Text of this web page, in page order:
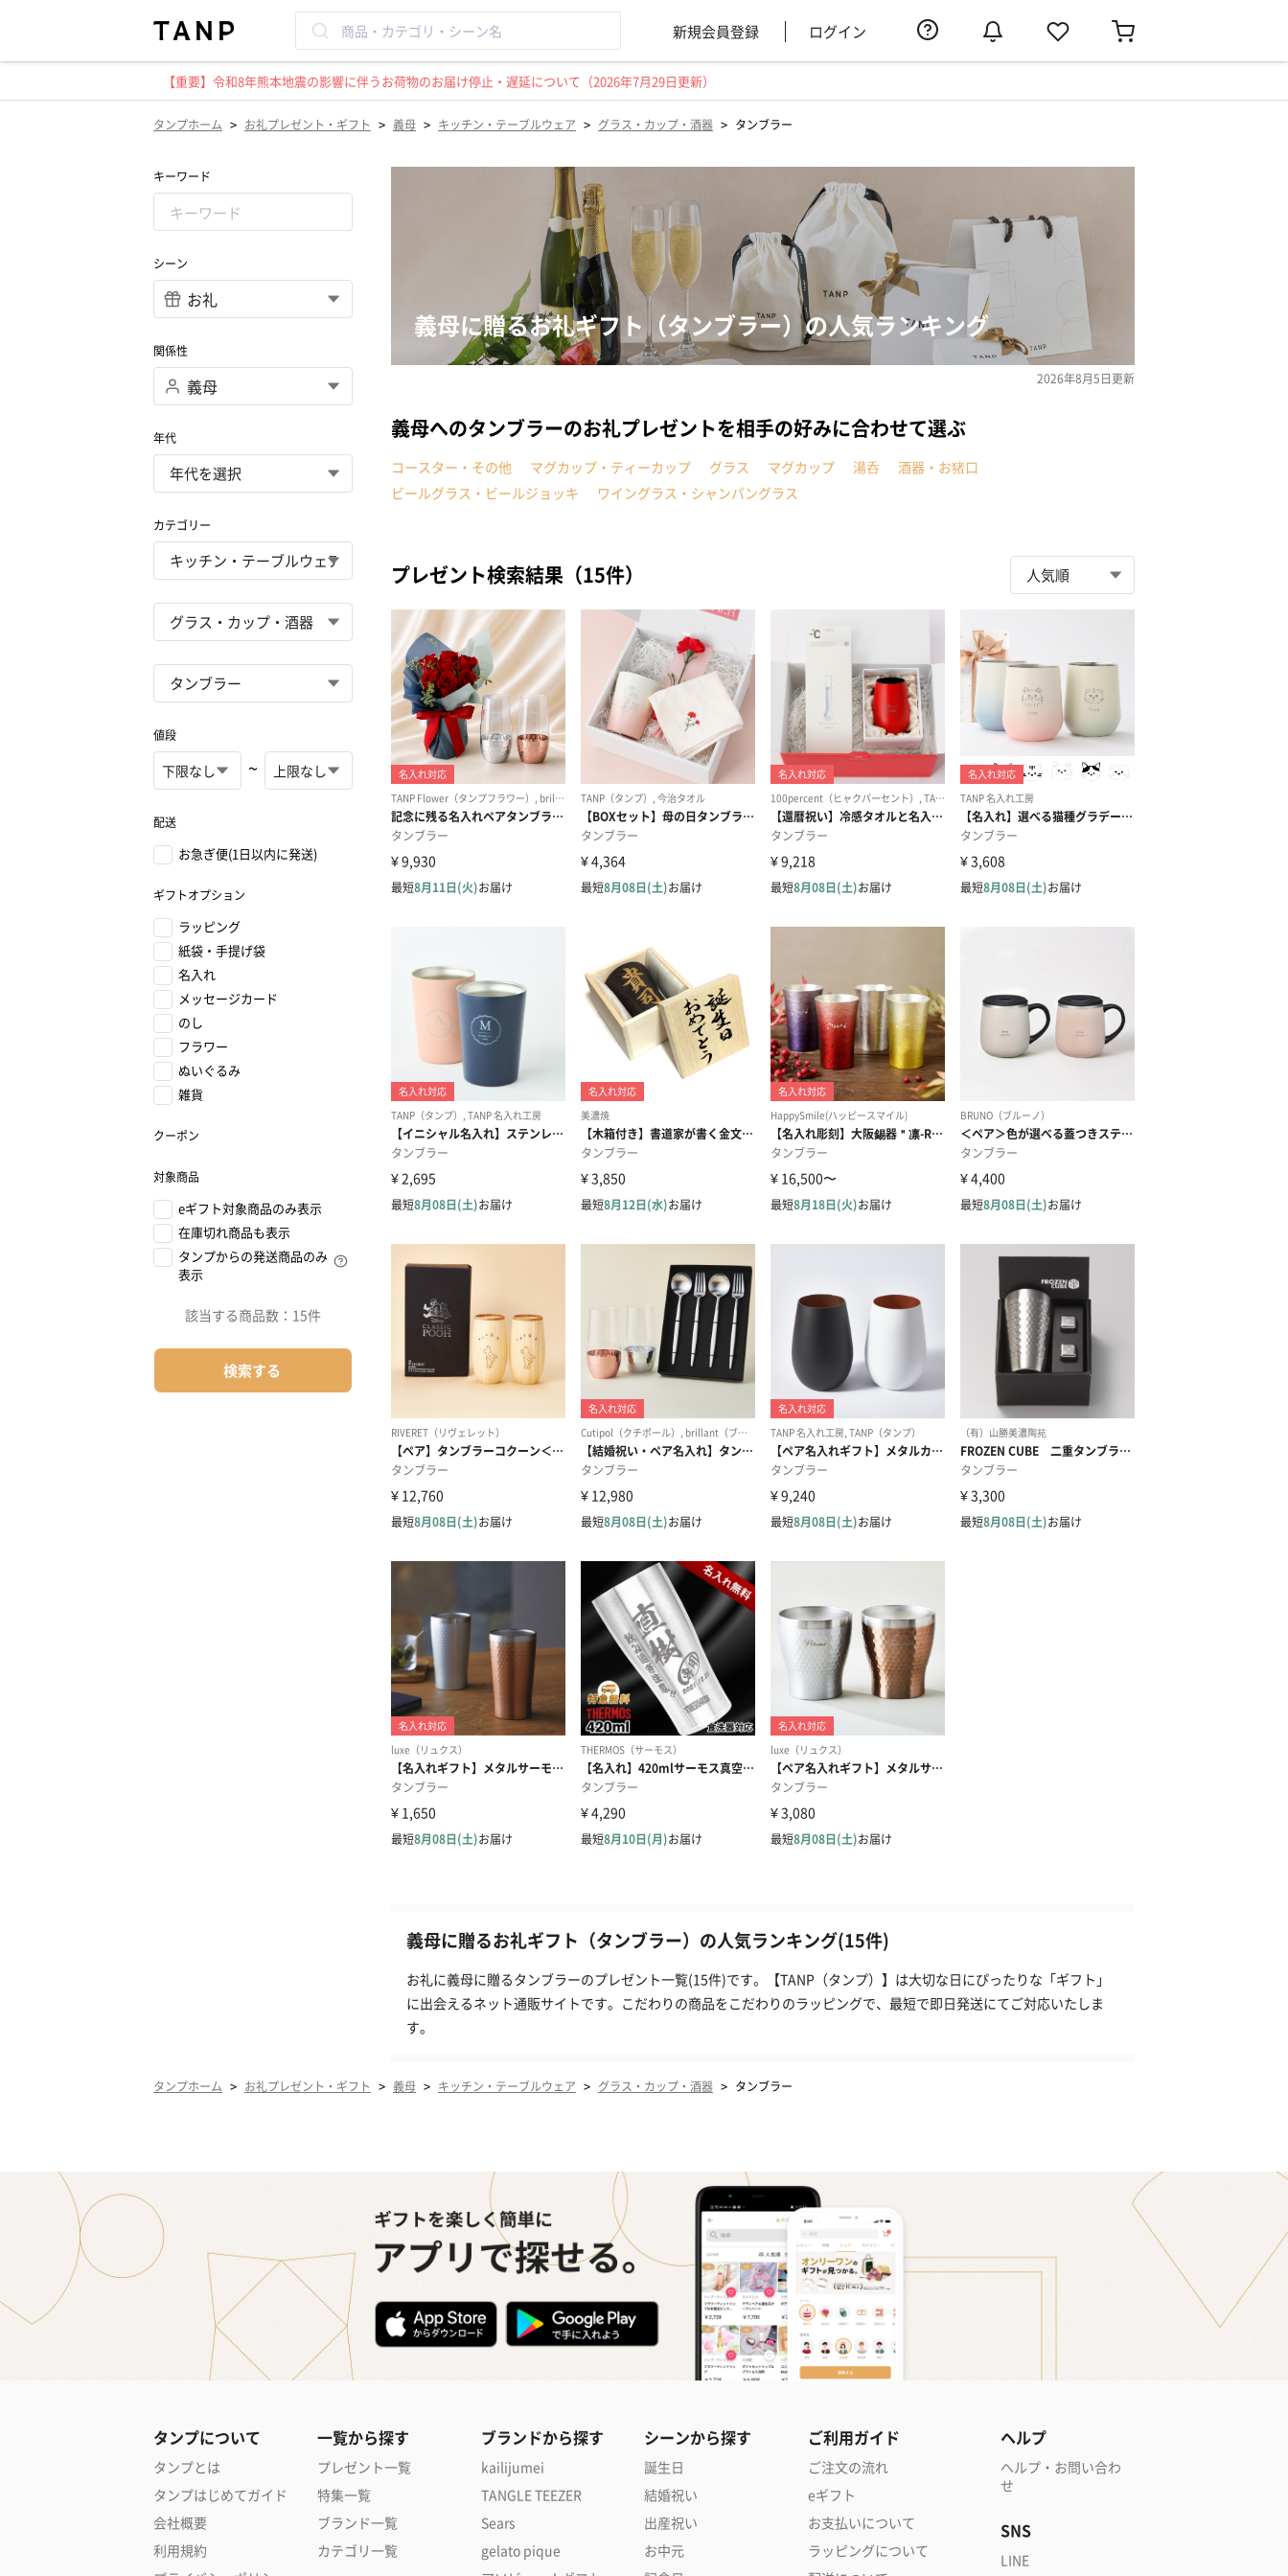
新規会員登録 ログイン
【重要】令和8年熊本地震の影響に伴うお荷物のお届け停止・遅延について（2026年7月29日更新）
タンプホーム > お礼プレゼント・ギフト > 義母 > キッチン・テーブルウェア > グラス・カップ・酒器 > タンブラー
キーワード
シーン
関係性
年代
カテゴリー
値段
~
配送
お急ぎ便(1日以内に発送)
ギフトオプション
ラッピング
紙袋・手提げ袋
名入れ
メッセージカード
のし
フラワー
ぬいぐるみ
雑貨
クーポン
対象商品
eギフト対象商品のみ表示
在庫切れ商品も表示
タンプからの発送商品のみ
表示
該当する商品数： 15件
検索する
義母に贈るお礼ギフト（タンブラー）の人気ランキング
2026年8月5日更新
義母へのタンブラーのお礼プレゼントを相手の好みに合わせて選ぶ
コースター・その他 マグカップ・ティーカップ グラス マグカップ 湯呑
酒器・お猪口
ビールグラス・ビールジョッキ
ワイングラス・シャンパングラス
プレゼント検索結果（15件）
義母に贈るお礼ギフト（タンブラー）の人気ランキング(15件)
お礼に義母に贈るタンブラーのプレゼント一覧(15件)です。【TANP（タンプ）】は大切な日にぴったりな「ギフト」
に出会えるネット通販サイトです。こだわりの商品をこだわりのラッピングで、最短で即日発送にてご対応いたしま
す。
タンプホーム > お礼プレゼント・ギフト > 義母 > キッチン・テーブルウェア > グラス・カップ・酒器 > タンブラー
タンプについて
タンプとは
タンプはじめてガイド
会社概要
利用規約
一覧から探す
プレゼント一覧
特集一覧
ブランド一覧
カテゴリ一覧
ブランドから探す
kailijumei
TANGLE TEEZER
Sears
gelato pique
シーンから探す
誕生日
結婚祝い
出産祝い
お中元
ご利用ガイド
ご注文の流れ
eギフト
お支払いについて
ラッピングについて
ヘルプ
ヘルプ・お問い合わ
せ
SNS
LINE